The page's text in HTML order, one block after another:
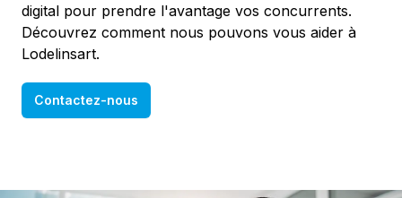
digital pour prendre l'avantage vos concurrents.
Découvrez comment nous pouvons vous aider à
Lodelinsart.
Contactez-nous